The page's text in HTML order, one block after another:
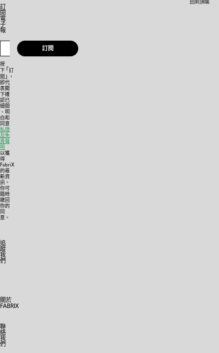
Crochet
Balaclava
DEMO
Cat
Vase
回到頂端
訂
閱
電
子
報
訂閱
按
下「 訂
閱 」 ，
即代
表閣
下確
認已
細閱
、明
白和
同意
私隱
及免
責聲
明
以獲
得
FabriX
的最
新資
訊。
你可
隨時
撤回
你的
同
意。
追
蹤
我
們
關於
FABRIX
聯
絡
我
們